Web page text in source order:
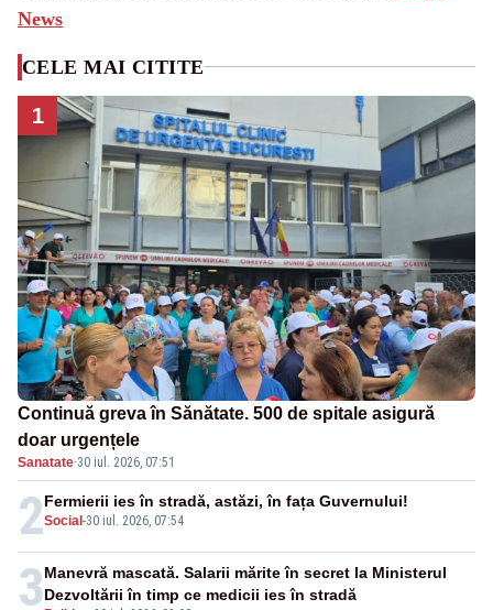
News
CELE MAI CITITE
1
Continuă greva în Sănătate. 500 de spitale asigură
doar urgențele
Sanatate·30 iul. 2026, 07:51
2Social -30 iul. 2026, 07:54
Fermierii ies în stradă, astăzi, în fața Guvernului!
3Manevră mascată. Salarii mărite în secret la Ministerul
Dezvoltării în timp ce medicii ies în stradă